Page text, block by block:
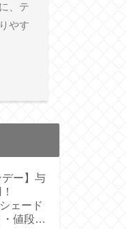
、テ
やす
デー】与
ェード
値段